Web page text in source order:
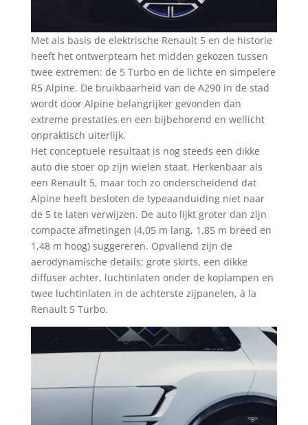
Met als basis de elektrische Renault 5 en de historie
heeft het ontwerpteam het midden gekozen tussen
twee extremen: de 5 Turbo en de lichte en simpelere
R5 Alpine. De bruikbaarheid van de A290 in de stad
wordt door Alpine belangrijker gevonden dan
extreme prestaties en een bijbehorend en wellicht
onpraktisch uiterlijk.
Het conceptuele resultaat is nog steeds een dikke
auto die stoer op zijn wielen staat. Herkenbaar als
een Renault 5, maar toch zo onderscheidend dat
Alpine heeft besloten de typeaanduiding niet naar
de 5 te laten verwijzen. De auto lijkt groter dan zijn
compacte afmetingen (4,05 m lang, 1,85 m breed en
1,48 m hoog) suggereren. Opvallend zijn de
aerodynamische details: grote skirts, een dikke
diffuser achter, luchtinlaten onder de koplampen en
twee luchtinlaten in de achterste zijpanelen, à la
Renault 5 Turbo.